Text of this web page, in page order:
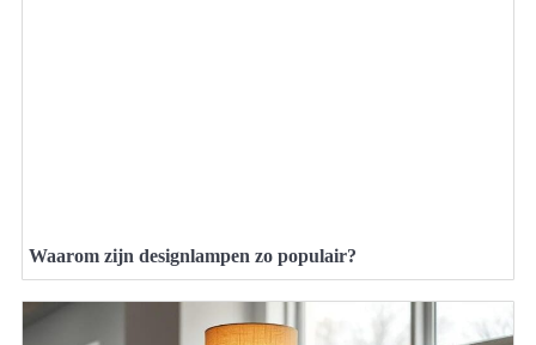
Waarom zijn designlampen zo populair?